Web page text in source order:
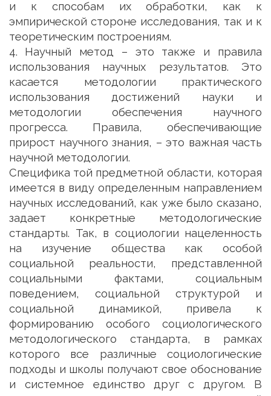
и к способам их обработки, как к
эмпирической стороне исследования, так и к
теоретическим построениям.
4. Научный метод – это также и правила
использования научных результатов. Это
касается методологии практического
использования достижений науки и
методологии обеспечения научного
прогресса. Правила, обеспечивающие
прирост научного знания, – это важная часть
научной методологии.
Специфика той предметной области, которая
имеется в виду определенным направлением
научных исследований, как уже было сказано,
задает конкретные методологические
стандарты. Так, в социологии нацеленность
на изучение общества как особой
социальной реальности, представленной
социальными фактами, социальным
поведением, социальной структурой и
социальной динамикой, привела к
формированию особого социологического
методологического стандарта, в рамках
которого все различные социологические
подходы и школы получают свое обоснование
и системное единство друг с другом. В